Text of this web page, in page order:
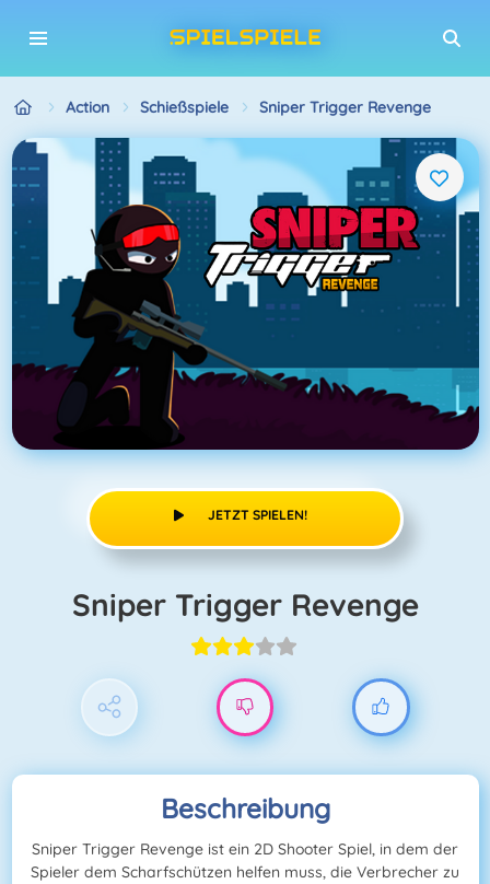
Action Schießspiele Sniper Trigger Revenge
JETZT SPIELEN!
Sniper Trigger Revenge
Beschreibung
Sniper Trigger Revenge ist ein 2D Shooter Spiel, in dem der
Spieler dem Scharfschützen helfen muss, die Verbrecher zu